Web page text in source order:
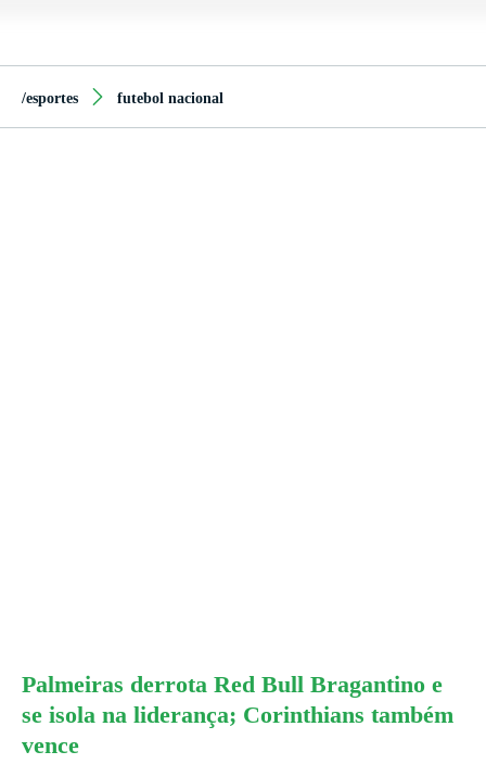
/esportes futebol nacional
Palmeiras derrota Red Bull Bragantino e
se isola na liderança; Corinthians também
vence